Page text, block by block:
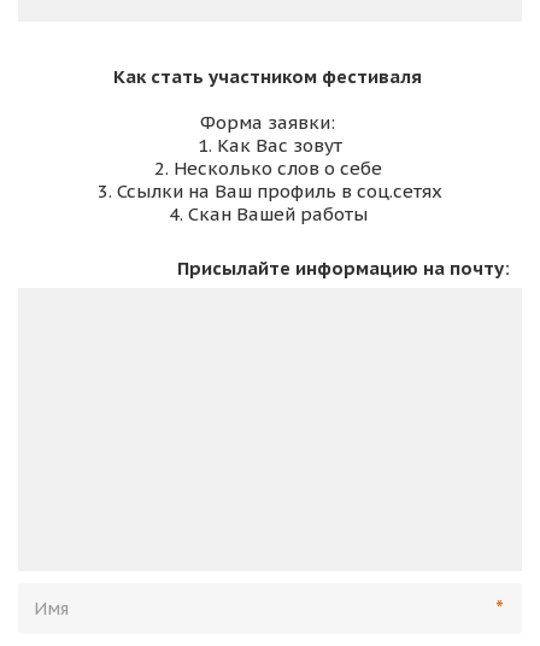
Форма заявки:
1. Как Вас зовут
2. Несколько слов о себе
3. Ссылки на Ваш профиль в соц.сетях
4. Скан Вашей работы
Присылайте информацию на почту:
*